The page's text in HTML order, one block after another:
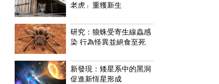
老虎」重獲新生
研究：狼蛛受寄生線蟲感
染 行為怪異並絕食至死
​​新發現：矮星系中的黑洞
促進新恆星形成